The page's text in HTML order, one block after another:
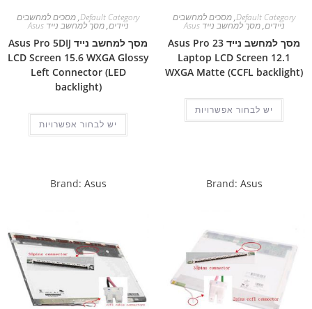
Default Category
,מסכים למחשבים
ניידים,מסך למחשב נייד Asus
מסך למחשב נייד Asus Pro 23
Laptop LCD Screen 12.1
WXGA Matte (CCFL backlight)
יש לבחור אפשרויות
Default Category
,מסכים למחשבים
ניידים,מסך למחשב נייד Asus
מסך למחשב נייד Asus Pro 5DIJ
LCD Screen 15.6 WXGA Glossy
Left Connector (LED
backlight)
יש לבחור אפשרויות
Brand: Asus
Brand: Asus